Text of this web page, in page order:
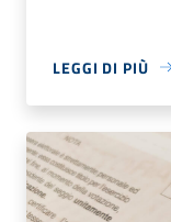
LEGGI DI PIÙ